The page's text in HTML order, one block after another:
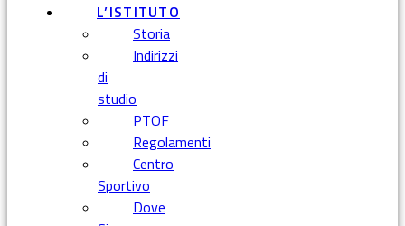
L’ISTITUTO
Storia
Indirizzi
di
studio
PTOF
Regolamenti
Centro
Sportivo
Dove